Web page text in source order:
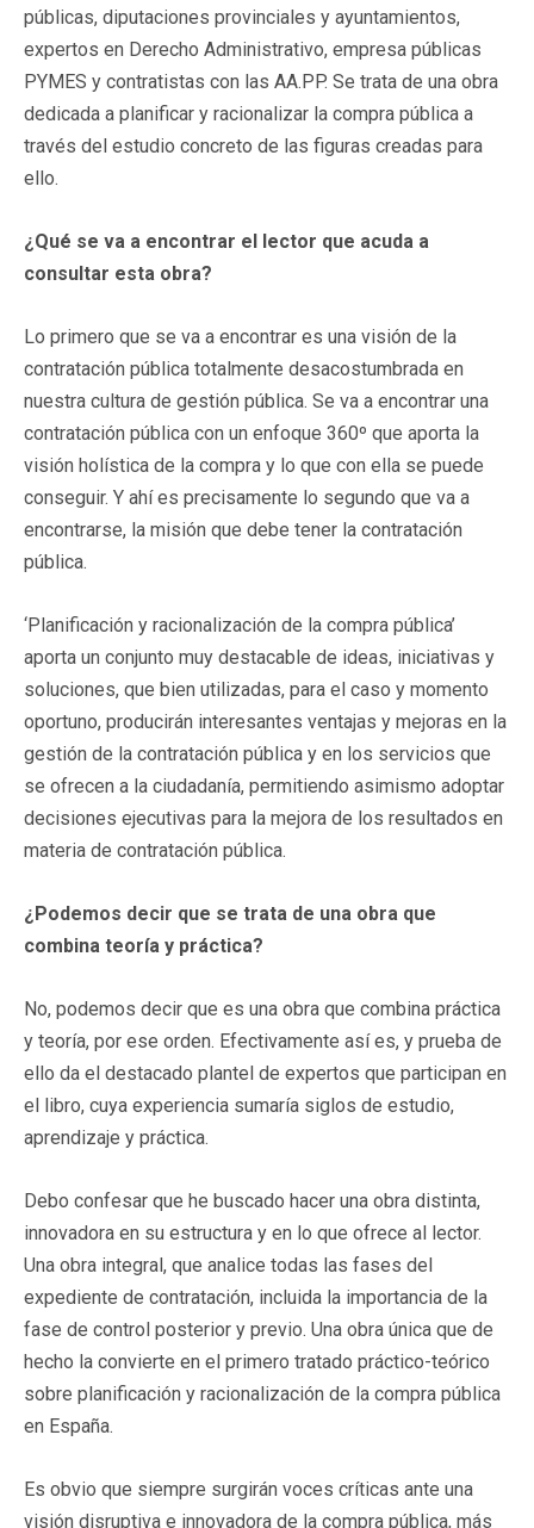
públicas, diputaciones provinciales y ayuntamientos,
expertos en Derecho Administrativo, empresa públicas
PYMES y contratistas con las AA.PP. Se trata de una obra
dedicada a planificar y racionalizar la compra pública a
través del estudio concreto de las figuras creadas para
ello.
¿Qué se va a encontrar el lector que acuda a
consultar esta obra?
Lo primero que se va a encontrar es una visión de la
contratación pública totalmente desacostumbrada en
nuestra cultura de gestión pública. Se va a encontrar una
contratación pública con un enfoque 360º que aporta la
visión holística de la compra y lo que con ella se puede
conseguir. Y ahí es precisamente lo segundo que va a
encontrarse, la misión que debe tener la contratación
pública.
‘Planificación y racionalización de la compra pública’
aporta un conjunto muy destacable de ideas, iniciativas y
soluciones, que bien utilizadas, para el caso y momento
oportuno, producirán interesantes ventajas y mejoras en la
gestión de la contratación pública y en los servicios que
se ofrecen a la ciudadanía, permitiendo asimismo adoptar
decisiones ejecutivas para la mejora de los resultados en
materia de contratación pública.
¿Podemos decir que se trata de una obra que
combina teoría y práctica?
No, podemos decir que es una obra que combina práctica
y teoría, por ese orden. Efectivamente así es, y prueba de
ello da el destacado plantel de expertos que participan en
el libro, cuya experiencia sumaría siglos de estudio,
aprendizaje y práctica.
Debo confesar que he buscado hacer una obra distinta,
innovadora en su estructura y en lo que ofrece al lector.
Una obra integral, que analice todas las fases del
expediente de contratación, incluida la importancia de la
fase de control posterior y previo. Una obra única que de
hecho la convierte en el primero tratado práctico-teórico
sobre planificación y racionalización de la compra pública
en España.
Es obvio que siempre surgirán voces críticas ante una
visión disruptiva e innovadora de la compra pública, más